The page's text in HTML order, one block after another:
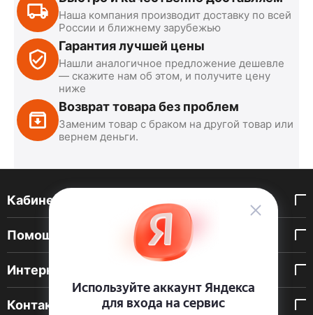
Наша компания производит доставку по всей
России и ближнему зарубежью
Гарантия лучшей цены
Нашли аналогичное предложение дешевле
— скажите нам об этом, и получите цену
ниже
Возврат товара без проблем
Заменим товар с браком на другой товар или
вернем деньги.
Кабинет покупателя
Помощь покупателю
Интернет-магазин
Контакты